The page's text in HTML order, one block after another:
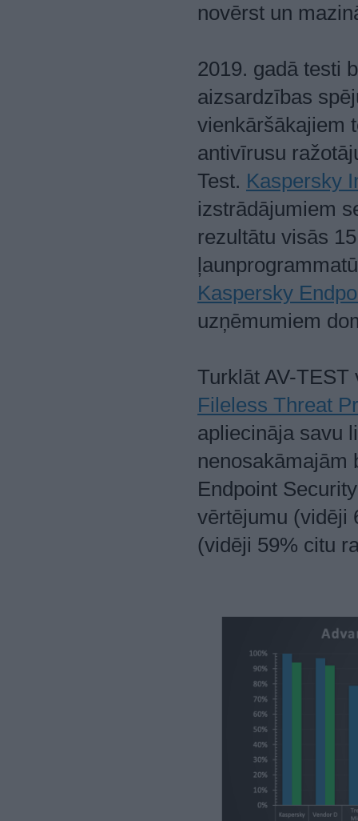
novērst un
2019. gadā testi
aizsardzības
vienkāršākajiem
antivīrusu
Test. Kaspersky
izstrādājumiem
rezultātu visās
Kaspersky
uzņēmumiem
Turklāt AV-
Fileless Threat
apliecināja savu
nenosakāmajām
Endpoint
vērtējumu (vidēji
(vidēji 59% citu